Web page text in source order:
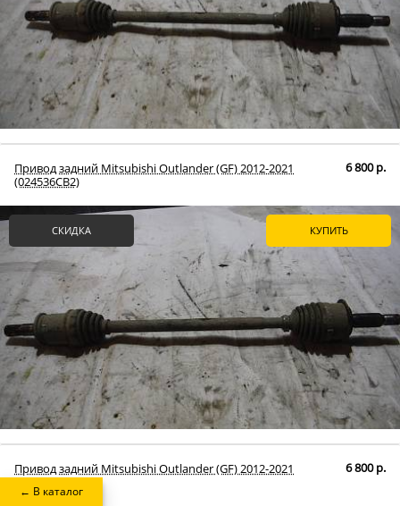
← В каталог
Привод задний Mitsubishi Outlander (GF) 2012-2021
(024536СВ2)
6 800 р.
КУПИТЬ
СКИДКА
Привод задний Mitsubishi Outlander (GF) 2012-2021
(024537СВ2)
6 800 р.